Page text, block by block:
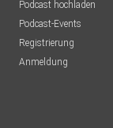
Podcast hochladen
Podcast-Events
Registrierung
Anmeldung